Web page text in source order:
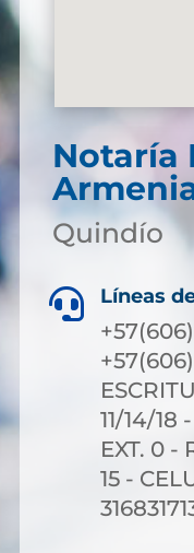
Notaría
Quindío
 Líneas
11/14/18
EXT. 0 -
15 -